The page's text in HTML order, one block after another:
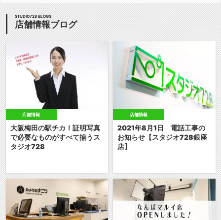
STUDIO728 BLOGS
店舗情報ブログ
店舗情報
大阪梅田の駅チカ！証明写真
で必要なものがすべて揃うス
タジオ728
店舗情報
2021年8月1日 電話工事の
お知らせ【スタジオ728銀座
店】